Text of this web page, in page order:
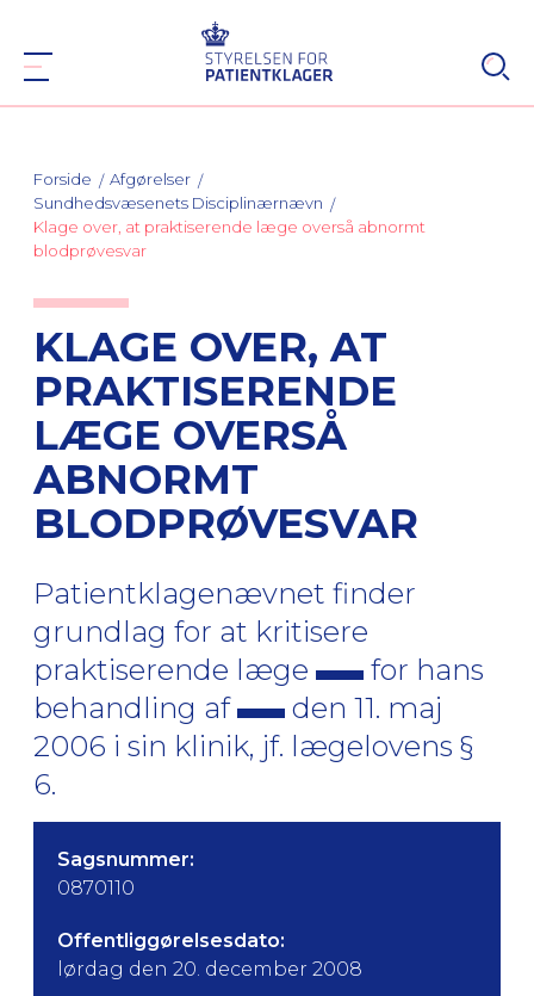
Forside
Afgørelser
Sundhedsvæsenets Disciplinærnævn
Klage over, at praktiserende læge overså abnormt
blodprøvesvar
KLAGE OVER, AT
PRAKTISERENDE
LÆGE OVERSÅ
ABNORMT
BLODPRØVESVAR
Patientklagenævnet finder
grundlag for at kritisere
praktiserende læge
for hans
behandling af
den 11. maj
2006 i sin klinik, jf. lægelovens §
6.
Sagsnummer:
0870110
Offentliggørelsesdato:
lørdag den 20. december 2008